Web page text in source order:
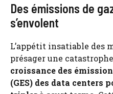
Des émissions de
s’envolent
L’appétit insatiable des
présager une
croissance des
(GES) des data centers